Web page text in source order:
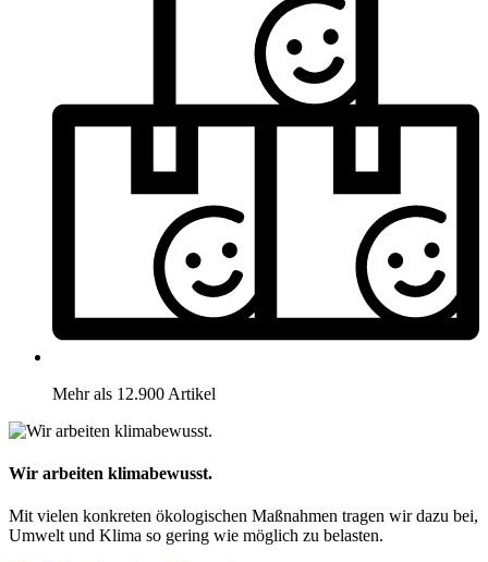
Mehr als 12.900 Artikel
Wir arbeiten klimabewusst.
Mit vielen konkreten ökologischen Maßnahmen tragen wir dazu bei,
Umwelt und Klima so gering wie möglich zu belasten.